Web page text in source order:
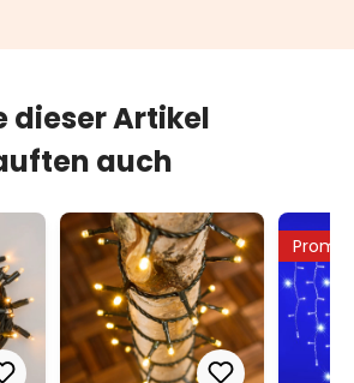
dieser Artikel
auch
Promo